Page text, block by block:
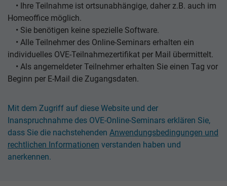
• Ihre Teilnahme ist ortsunabhängige, daher z.B. auch im
Homeoffice möglich.
• Sie benötigen keine spezielle Software.
• Alle Teilnehmer des Online-Seminars erhalten ein
individuelles OVE-Teilnahmezertifikat per Mail übermittelt.
• Als angemeldeter Teilnehmer erhalten Sie einen Tag vor
Beginn per E-Mail die Zugangsdaten.
Mit dem Zugriff auf diese Website und der
Inanspruchnahme des OVE-Online-Seminars erklären Sie,
dass Sie die nachstehenden Anwendungsbedingungen und
rechtlichen Informationen verstanden haben und
anerkennen.